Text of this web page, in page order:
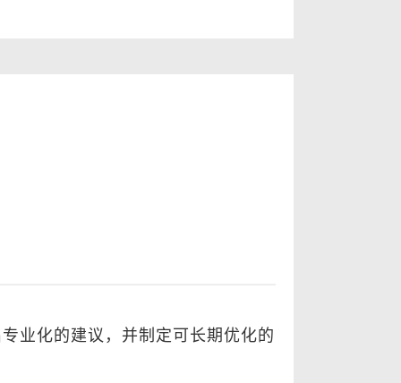
业化的建议，并制定可长期优化的